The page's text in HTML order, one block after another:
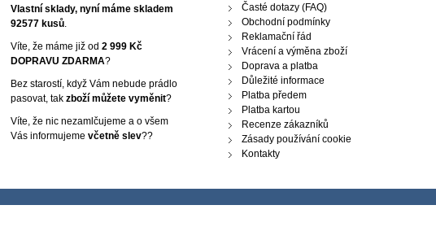
Vlastní sklady, nyní máme skladem
92577 kusů.
Víte, že máme již od 2 999 Kč
DOPRAVU ZDARMA?
Bez starostí, když Vám nebude prádlo
pasovat, tak zboží můžete vyměnit?
Víte, že nic nezamlčujeme a o všem
Vás informujeme včetně slev??
Časté dotazy (FAQ)
Obchodní podmínky
Reklamační řád
Vrácení a výměna zboží
Doprava a platba
Důležité informace
Platba předem
Platba kartou
Recenze zákazníků
Zásady používání cookie
Kontakty